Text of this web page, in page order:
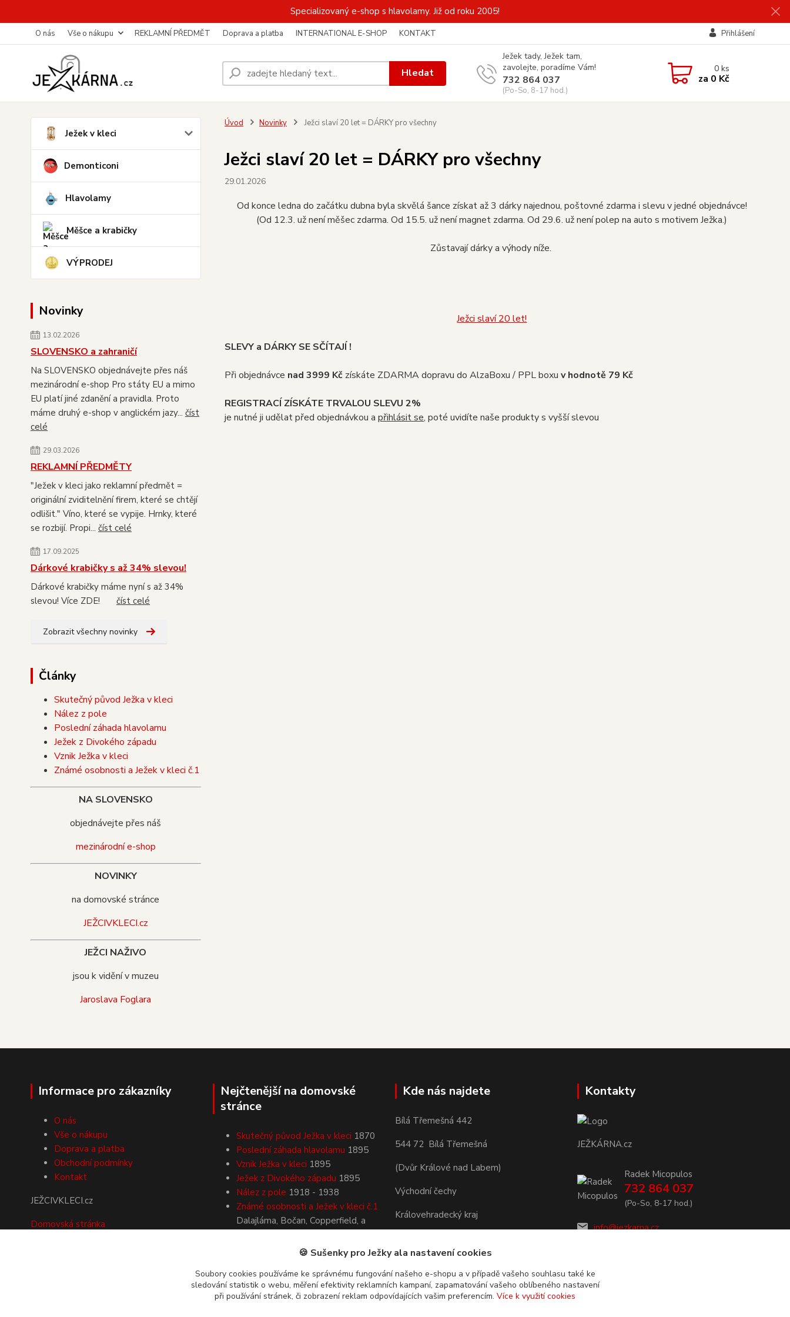
Specializovaný e-shop s hlavolamy. Již od roku 2005!
O nás Vše o nákupu REKLAMNÍ PŘEDMĚT Doprava a platba INTERNATIONAL E-SHOP KONTAKT Přihlášení
Hledat
Ježek tady, Ježek tam,
zavolejte, poradíme Vám!
732 864 037
(Po-So, 8-17 hod.)
0ks
za 0 Kč
Ježek v kleci
Demonticoni
Hlavolamy
Měšce a krabičky
VÝPRODEJ
Novinky
13.02.2026
SLOVENSKO a zahraničí
Na SLOVENSKO objednávejte přes náš
mezinárodní e-shop Pro státy EU a mimo
EU platí jiné zdanění a pravidla. Proto
máme druhý e-shop v anglickém jazy... číst
celé
29.03.2026
REKLAMNÍ PŘEDMĚTY
"Ježek v kleci jako reklamní předmět =
originální zviditelnění firem, které se chtějí
odlišit." Víno, které se vypije. Hrnky, které
se rozbijí. Propi... číst celé
17.09.2025
Dárkové krabičky s až 34% slevou!
Dárkové krabičky máme nyní s až 34%
slevou! Více ZDE! číst celé
Zobrazit všechny novinky
Články
Skutečný původ Ježka v kleci
Nález z pole
Poslední záhada hlavolamu
Ježek z Divokého západu
Vznik Ježka v kleci
Známé osobnosti a Ježek v kleci č.1
NA SLOVENSKO
objednávejte přes náš
mezinárodní e-shop
NOVINKY
na domovské stránce
JEŽCIVKLECI.cz
JEŽCI NAŽIVO
jsou k vidění v muzeu
Jaroslava Foglara
Úvod Novinky Ježci slaví 20 let = DÁRKY pro všechny
Ježci slaví 20 let = DÁRKY pro všechny
29.01.2026
Od konce ledna do začátku dubna byla skvělá šance získat až 3 dárky najednou, poštovné zdarma i slevu v jedné objednávce!
(Od 12.3. už není měšec zdarma. Od 15.5. už není magnet zdarma. Od 29.6. už není polep na auto s motivem Ježka.)
Zůstavají dárky a výhody níže.
Ježci slaví 20 let!
SLEVY a DÁRKY SE SČÍTAJÍ !
Při objednávce nad 3999 Kčzískáte ZDARMA dopravu do AlzaBoxu / PPL boxu v hodnotě 79 Kč
REGISTRACÍ ZÍSKÁTE TRVALOU SLEVU 2%
je nutné ji udělat před objednávkou a přihlásit se, poté uvidíte naše produkty s vyšší slevou
Informace pro zákazníky
O nás
Vše o nákupu
Doprava a platba
Obchodní podmínky
Kontakt
JEŽCIVKLECI.cz
Domovská stránka
Nejčtenější na domovské
stránce
Skutečný původ Ježka v kleci 1870
Poslední záhada hlavolamu 1895
Vznik Ježka v kleci 1895
Ježek z Divokého západu 1895
Nález z pole 1918 - 1938
Známé osobnosti a Ježek v kleci č.1
Dalajláma, Bočan, Copperfield, a
Kde nás najdete
Bílá Třemešná 442
544 72 Bílá Třemešná
(Dvůr Králové nad Labem)
Východní čechy
Královehradecký kraj
Kontakty
JEŽKÁRNA.cz
Radek Micopulos
732 864 037
(Po-So, 8-17 hod.)
info@jezkarna.cz
🍪 Sušenky pro Ježky ala nastavení cookies
Soubory cookies používáme ke správnému fungování našeho e-shopu a v případě vašeho souhlasu také ke
sledování statistik o webu, měření efektivity reklamních kampaní, zapamatování vašeho oblíbeného nastavení
při používání stránek, či zobrazení reklam odpovídajících vašim preferencím. Více k využití cookies